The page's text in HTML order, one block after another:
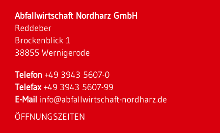
Abfallwirtschaft Nordharz GmbH
Reddeber
Brockenblick 1
38855 Wernigerode
Telefon +49 3943 5607-0
Telefax+49 3943 5607-99
E-Mail info@abfallwirtschaft-nordharz.de
ÖFFNUNGSZEITEN